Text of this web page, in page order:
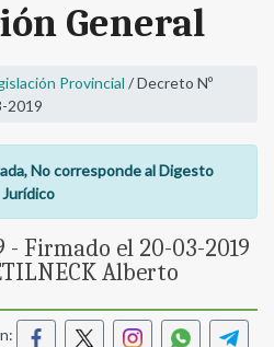
General
Provincial / Decreto Nº
2019
No corresponde al Digesto
Jurídico
- Firmado el 20-03-2019
Alberto